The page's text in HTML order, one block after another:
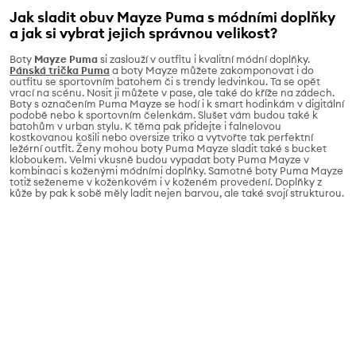
Jak sladit obuv Mayze Puma s módními doplňky
a jak si vybrat jejich správnou velikost?
Boty Mayze Pumasi zaslouží v outfitu i kvalitní módní doplňky.
Pánská trička Pumaa boty Mayze můžete zakomponovat i do
outfitu se sportovním batohem či s trendy ledvinkou. Ta se opět
vrací na scénu. Nosit ji můžete v pase, ale také do kříže na zádech.
Boty s označením Puma Mayze se hodí i k smart hodinkám v digitální
podobě nebo k sportovním čelenkám. Slušet vám budou také k
batohům v urban stylu. K těma pak přidejte i falnelovou
kostkovanou košili nebo oversize triko a vytvořte tak perfektní
ležérní outfit. Ženy mohou boty Puma Mayze sladit také s bucket
kloboukem. Velmi vkusně budou vypadat boty Puma Mayze v
kombinaci s koženými módními doplňky. Samotné boty Puma Mayze
totiž seženeme v koženkovém i v koženém provedení. Doplňky z
kůže by pak k sobě měly ladit nejen barvou, ale také svojí strukturou.